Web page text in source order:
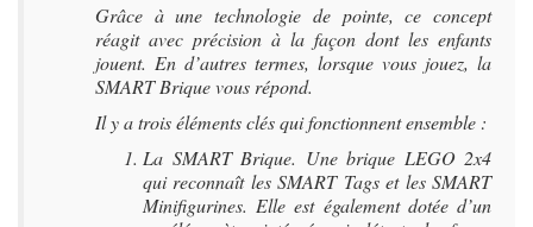
Grâce à une technologie de pointe, ce concept
réagit avec précision à la façon dont les enfants
jouent. En d’autres termes, lorsque vous jouez, la
SMART Brique vous répond.
Il y a trois éléments clés qui fonctionnent ensemble :
La SMART Brique. Une brique LEGO 2x4
qui reconnaît les SMART Tags et les SMART
Minifigurines. Elle est également dotée d’un